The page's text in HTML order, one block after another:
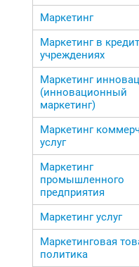
Маркетинг
Маркетинг в
учреждениях
Маркетинг
(инновационный
маркетинг)
Маркетинг
услуг
Маркетинг
промышленного
предприятия
Маркетинг услуг
Маркетинговая
политика